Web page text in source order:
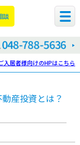
談
入居者様向けのHPはこちら
産投資とは？